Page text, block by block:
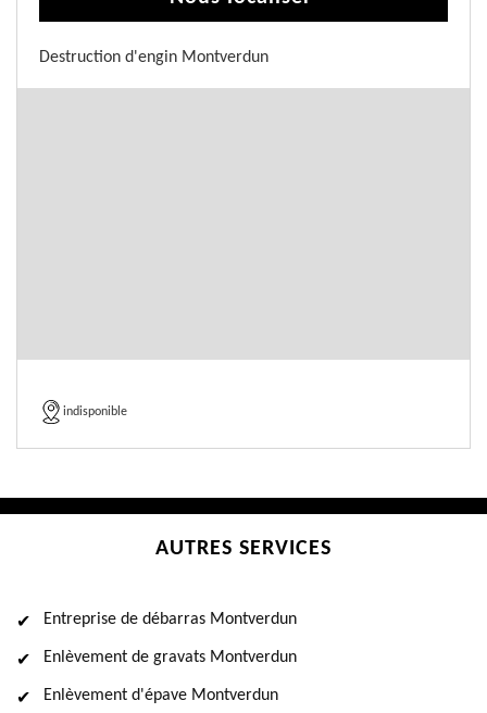
Destruction d'engin Montverdun
indisponible
AUTRES SERVICES
Entreprise de débarras Montverdun
Enlèvement de gravats Montverdun
Enlèvement d'épave Montverdun